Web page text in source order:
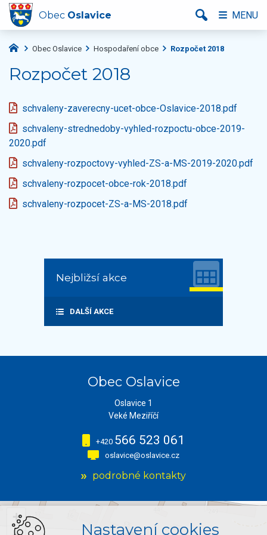
Obec Oslavice Hospodaření obce Rozpočet 2018
Rozpočet 2018
schvaleny-zaverecny-ucet-obce-Oslavice-2018.pdf
schvaleny-strednedoby-vyhled-rozpoctu-obce-2019-
2020.pdf
schvaleny-rozpoctovy-vyhled-ZS-a-MS-2019-2020.pdf
schvaleny-rozpocet-obce-rok-2018.pdf
schvaleny-rozpocet-ZS-a-MS-2018.pdf
Nejbližsí akce
DALŠÍ AKCE
Obec Oslavice
Oslavice 1
Veké Meziříčí
+420 566 523 061
oslavice@oslavice.cz
podrobné kontakty
+
Obec Oslavice MENU
Nastavení cookies